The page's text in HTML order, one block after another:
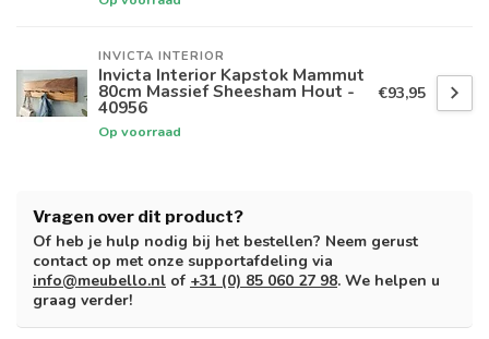
INVICTA INTERIOR
Invicta Interior Kapstok Mammut
80cm Massief Sheesham Hout -
40956
Op voorraad
€93,95
Vragen over dit product?
Of heb je hulp nodig bij het bestellen? Neem gerust
contact op met onze supportafdeling via
info@meubello.nl of +31 (0) 85 060 27 98. We helpen u
graag verder!